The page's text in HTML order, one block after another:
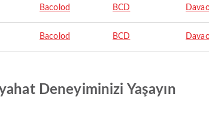
Bacolod BCD
Bacolod BCD
Deneyiminizi Yaşayın